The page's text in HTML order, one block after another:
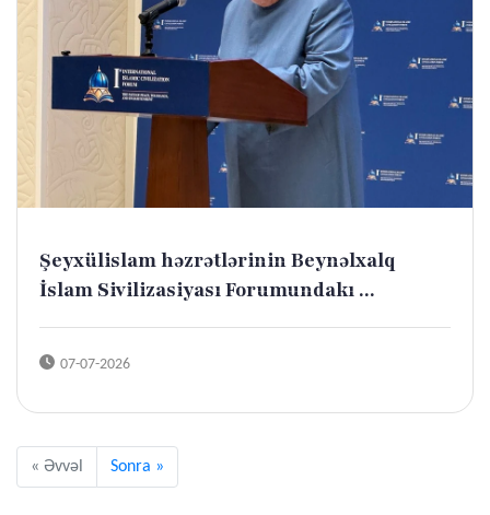
Şeyxülislam həzrətlərinin Beynəlxalq
İslam Sivilizasiyası Forumundakı ...
07-07-2026
« Əvvəl Sonra »